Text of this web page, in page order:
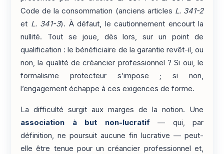
Code de la consommation (anciens articles L. 341-2
et L. 341-3). À défaut, le cautionnement encourt la
nullité. Tout se joue, dès lors, sur un point de
qualification : le bénéficiaire de la garantie revêt-il, ou
non, la qualité de créancier professionnel ? Si oui, le
formalisme protecteur s’impose ; si non,
l’engagement échappe à ces exigences de forme.
La difficulté surgit aux marges de la notion. Une
association à but non-lucratif— qui, par
définition, ne poursuit aucune fin lucrative — peut-
elle être tenue pour un créancier professionnel et,